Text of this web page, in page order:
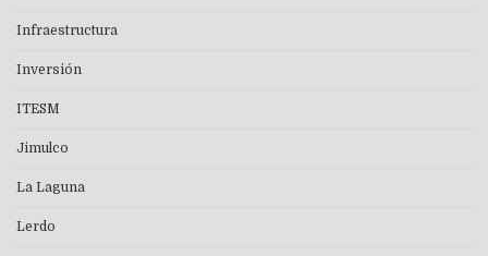
Infraestructura
Inversión
ITESM
Jimulco
La Laguna
Lerdo